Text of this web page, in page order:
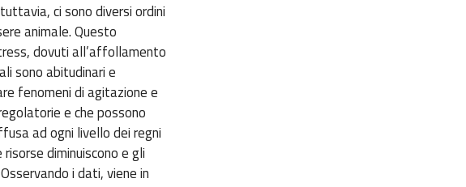
ci sono diversi ordini
animale. Questo
dovuti all’affollamento
sono abitudinari e
fenomeni di agitazione e
e che possono
ad ogni livello dei regni
diminuiscono e gli
i dati, viene in